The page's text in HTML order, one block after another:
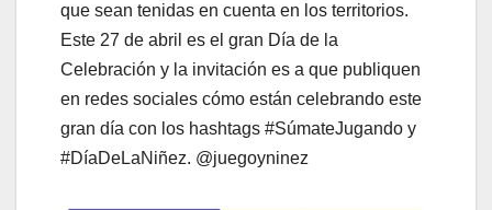
que sean tenidas en cuenta en los territorios.
Este 27 de abril es el gran Día de la
Celebración y la invitación es a que publiquen
en redes sociales cómo están celebrando este
gran día con los hashtags #SúmateJugando y
#DíaDeLaNiñez. @juegoyninez